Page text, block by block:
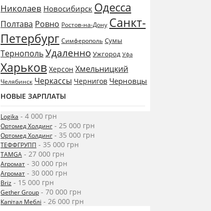
Николаев Новосибирск Одесса
Полтава Ровно Ростов-на-Дону Санкт-
Петербург Симферополь Сумы
ТернопольУдаленно Ужгород Уфа
Харьков Херсон Хмельницкий
Челябинск Черкассы Чернигов Черновцы
НОВЫЕ ЗАРПЛАТЫ
Logika - 4 000 грн
Ортомед Холдинг - 25 000 грн
Ортомед Холдинг - 35 000 грн
ТЕФФГРУПП - 35 000 грн
TAMGA - 27 000 грн
Агромат - 30 000 грн
Агромат - 30 000 грн
Briz - 15 000 грн
Gether Group - 70 000 грн
Капітал Меблі - 26 000 грн